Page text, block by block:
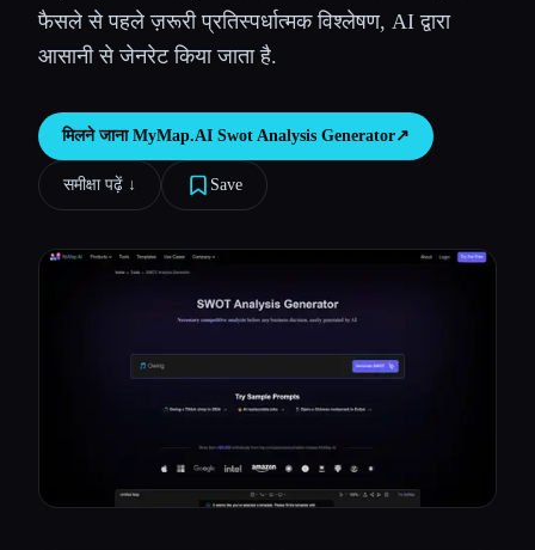
टूल्स की तुलना करें
सभी श्रेणियाँ
हमारे बारे में
फैसले से पहले ज़रूरी प्रतिस्पर्धात्मक विश्लेषण, AI द्वारा
आसानी से जेनरेट किया जाता है.
मिलने जाना MyMap.AI Swot Analysis Generator↗︎
समीक्षा पढ़ें ↓︎ Save